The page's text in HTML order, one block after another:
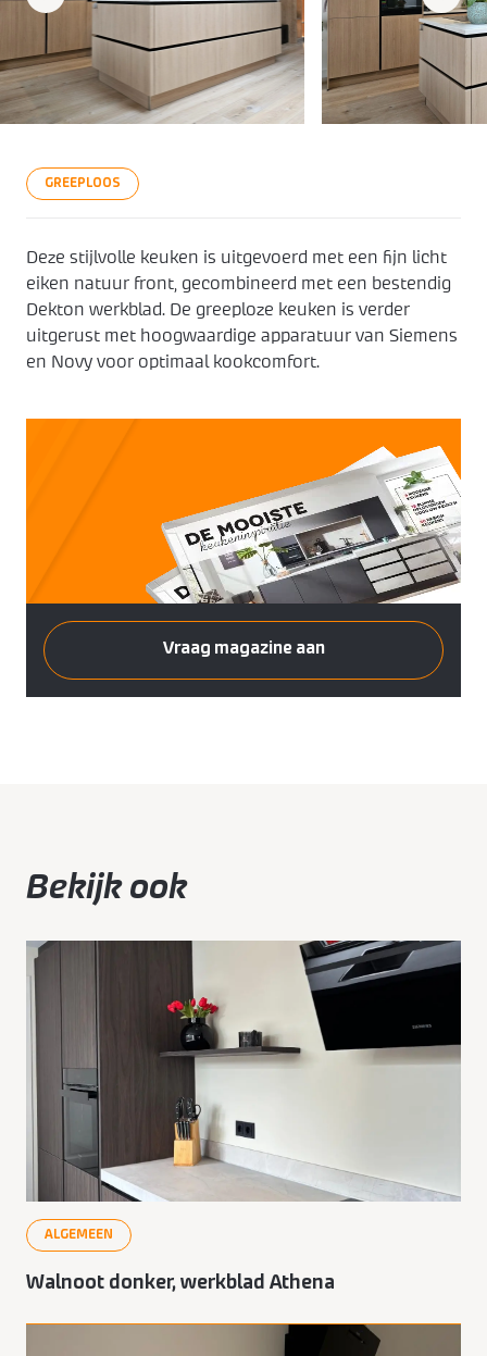
Häcker
Keuken ontwerpen
Modern
Over ons
Openingstijden
Koopzondagen
Contact
GREEPLOOS
Deze stijlvolle keuken is uitgevoerd met een fijn licht
eiken natuur front, gecombineerd met een bestendig
Dekton werkblad. De greeploze keuken is verder
uitgerust met hoogwaardige apparatuur van Siemens
en Novy voor optimaal kookcomfort.
Vraag magazine aan
Bekijk ook
ALGEMEEN
Walnoot donker, werkblad Athena